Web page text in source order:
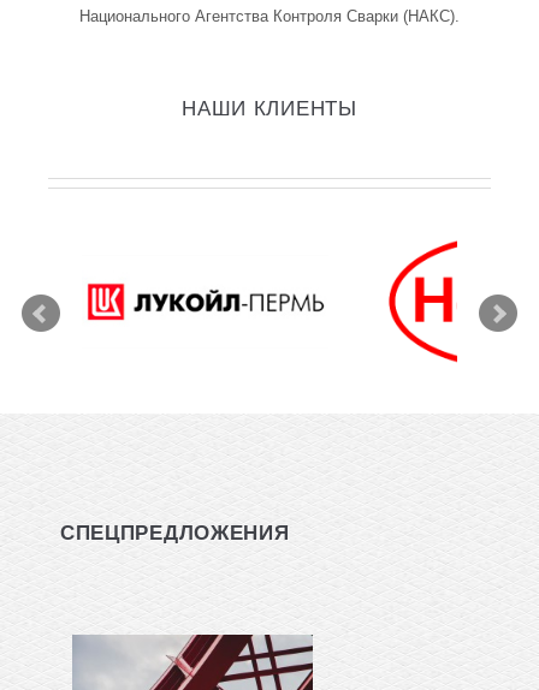
Национального Агентства Контроля Сварки (НАКС).
НАШИ КЛИЕНТЫ
СПЕЦПРЕДЛОЖЕНИЯ